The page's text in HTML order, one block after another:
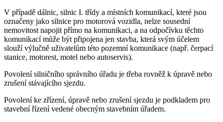
V případě dálnic, silnic I. třídy a místních komunikací, které jsou
označeny jako silnice pro motorová vozidla, nelze sousední
nemovitost napojit přímo na komunikaci, a na odpočívku těchto
komunikací může být připojena jen stavba, která svým účelem
slouží výlučně uživatelům této pozemní komunikace (např. čerpací
stanice, motorest, motel nebo autoservis).
Povolení silničního správního úřadu je třeba rovněž k úpravě nebo
zrušení stávajícího sjezdu.
Povolení ke zřízení, úpravě nebo zrušení sjezdu je podkladem pro
stavební řízení vedené obecným stavebním úřadem.